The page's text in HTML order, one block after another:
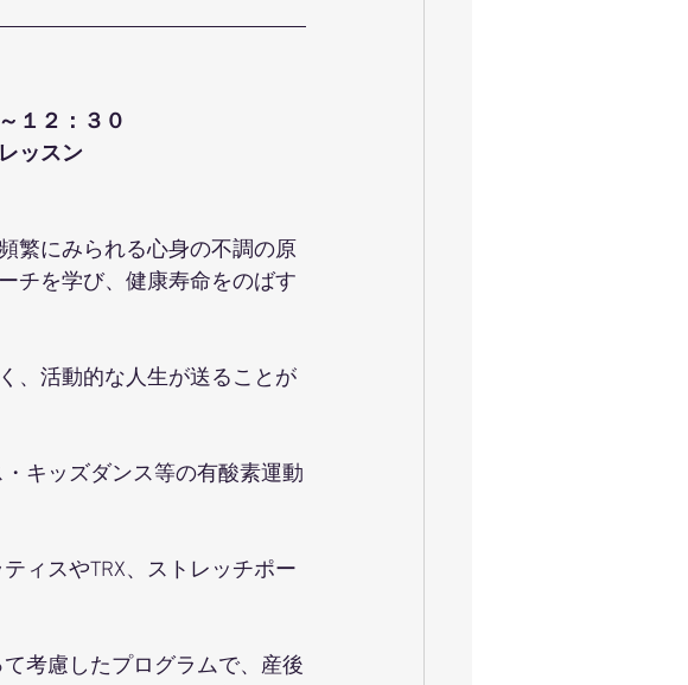
１２：３０
ッスン
繁にみられる心身の不調の原
チを学び、健康寿命をのばす
、活動的な人生が送ることが
キッズダンス等の有酸素運動
ィスやTRX、ストレッチポー
考慮したプログラムで、産後